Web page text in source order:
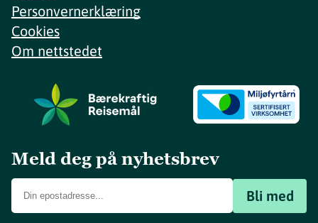
Personvernerklæring
Cookies
Om nettstedet
Meld deg på nyhetsbrev
Bli med